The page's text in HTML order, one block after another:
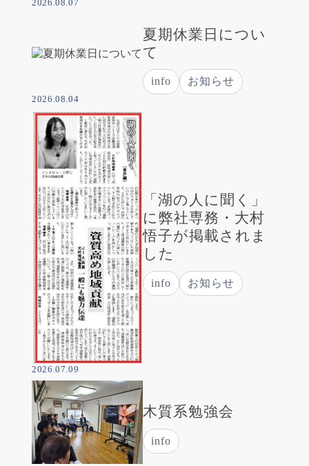
2026.08.07
夏期休業日につい
て
info お知らせ
2026.08.04
「湖の人に聞く」
に弊社専務・大村
悟子が掲載されま
した
info お知らせ
2026.07.09
木質系勉強会
info